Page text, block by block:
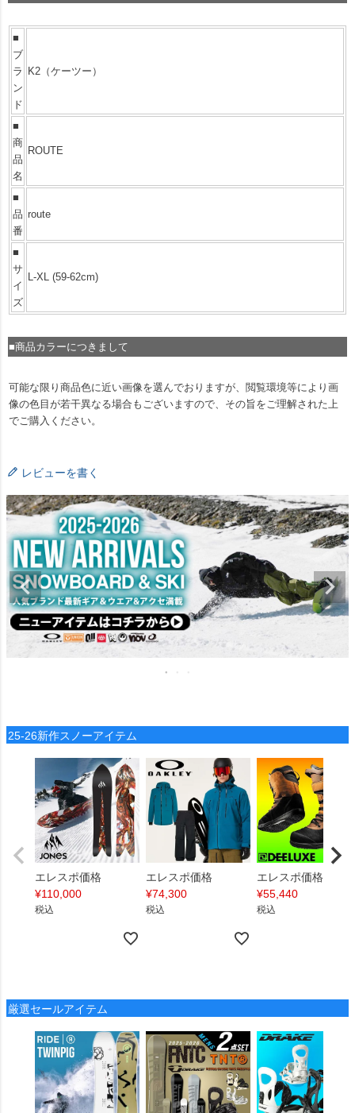
■
ブ
ラ
ン
ド
K2（ケーツー）
■
商
品
名
ROUTE
■
品
番
route
■
サ
イ
ズ
L-XL (59-62cm)
■商品カラーにつきまして
可能な限り商品色に近い画像を選んでおりますが、閲覧環境等により画
像の色目が若干異なる場合もございますので、その旨をご理解された上
でご購入ください。
レビューを書く
25-26新作スノーアイテム
エレスポ価格
¥110,000
税込
エレスポ価格
¥74,300
税込
エレスポ価格
¥55,440
税込
厳選セールアイテム